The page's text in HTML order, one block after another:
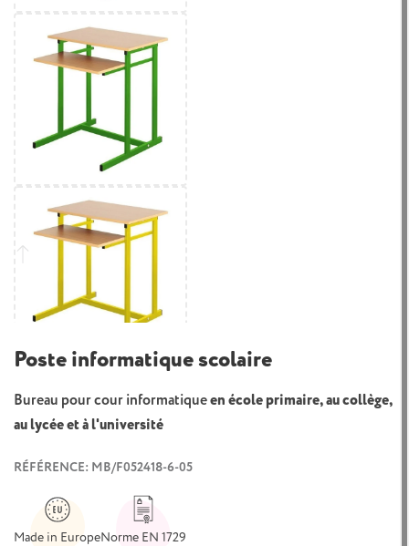
Poste informatique scolaire
Bureau pour cour informatiqueen école primaire, au collège,
au lycée et à l'université
RÉFÉRENCE: MB/F052418-6-05
Made in EuropeNorme EN 1729